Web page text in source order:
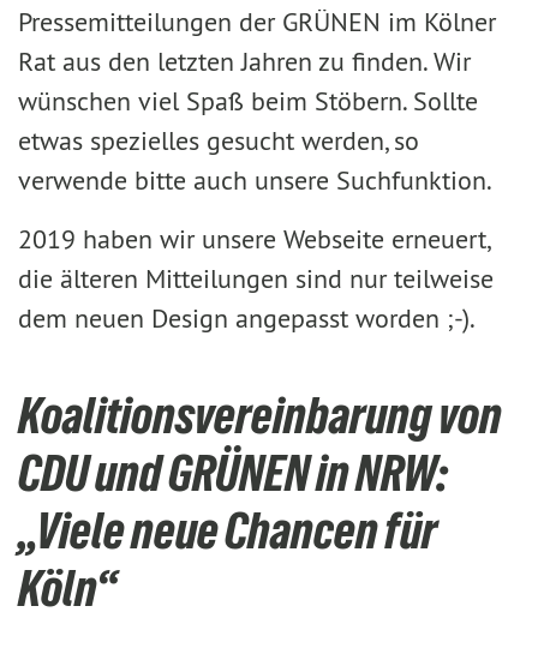
Pressemitteilungen der GRÜNEN im Kölner
Rat aus den letzten Jahren zu finden. Wir
wünschen viel Spaß beim Stöbern. Sollte
etwas spezielles gesucht werden, so
verwende bitte auch unsere Suchfunktion.
2019 haben wir unsere Webseite erneuert,
die älteren Mitteilungen sind nur teilweise
dem neuen Design angepasst worden ;-).
Koalitionsvereinbarung von
CDU und GRÜNEN in NRW:
„Viele neue Chancen für
Köln“